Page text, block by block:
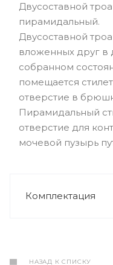
Двусоставной
пирамидальный.
Двусоставной
вложенных друг в
собранном
помещается
отверстие в
Пирамидальный
отверстие для
мочевой пузырь
Комплектация
НАЗАД К СПИСКУ